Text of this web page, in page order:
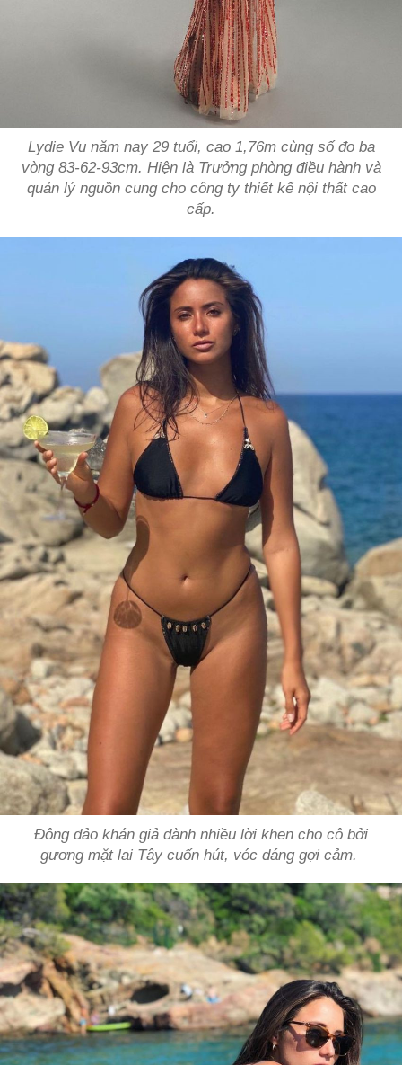
Lydie Vu năm nay 29 tuổi, cao 1,76m cùng số đo ba
vòng 83-62-93cm. Hiện là Trưởng phòng điều hành và
quản lý nguồn cung cho công ty thiết kế nội thất cao
cấp.
Đông đảo khán giả dành nhiều lời khen cho cô bởi
gương mặt lai Tây cuốn hút, vóc dáng gợi cảm.